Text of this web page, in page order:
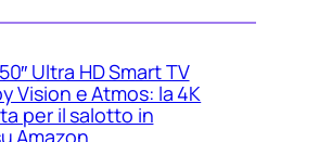
Ultra HD Smart TV
Vision e Atmos: la 4K
per il salotto in
Amazon